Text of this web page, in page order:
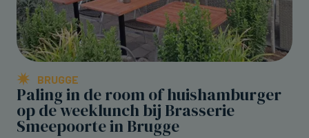
BRUGGE
Paling in de room of huishamburger
op de weeklunch bij Brasserie
Smeepoorte in Brugge